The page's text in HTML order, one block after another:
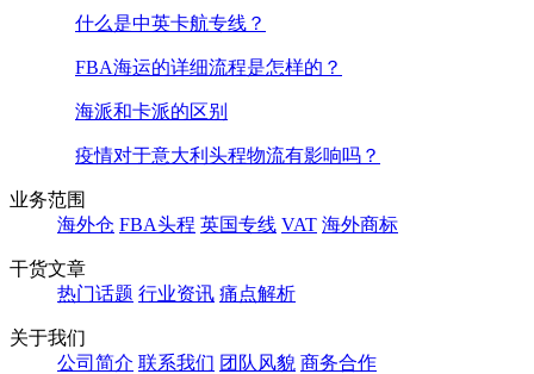
什么是中英卡航专线？
FBA海运的详细流程是怎样的？
海派和卡派的区别
疫情对于意大利头程物流有影响吗？
业务范围
海外仓 FBA头程 英国专线 VAT 海外商标
干货文章
热门话题 行业资讯 痛点解析
关于我们
公司简介 联系我们 团队风貌 商务合作